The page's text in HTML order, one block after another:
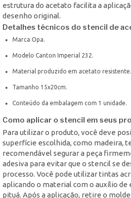
estrutura do acetato facilita a
desenho original.
Detalhes técnicos do stencil de
Marca Opa.
Modelo Canton Imperial 232.
Material produzido em acetato resistente.
Tamanho 15x20cm.
Conteúdo da embalagem com 1 unidade.
Como aplicar o stencil em seus
Para utilizar o produto, você deve
superfície escolhida, como madeira,
recomendável segurar a peça
adesiva para evitar que o stencil se
processo. Você pode utilizar tintas
aplicando o material com o auxílio de
pituá. Após a aplicação, retire o